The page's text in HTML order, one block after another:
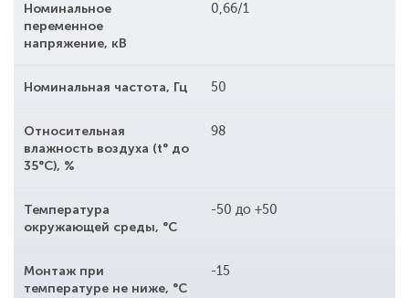
Номинальное
переменное
напряжение, кВ
0,66/1
Номинальная частота, Гц 50
Относительная
влажность воздуха (t° до
35°С), %
98
Температура
окружающей среды, °С
-50 до +50
Монтаж при
температуре не ниже, °С
-15